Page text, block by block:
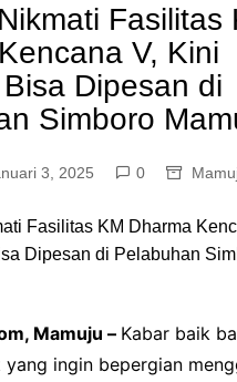
Fasilitas
V, Kini
Dipesan di
Simboro
3, 2025 0
Mamuju – Kabar baik
yang ingin bepergian